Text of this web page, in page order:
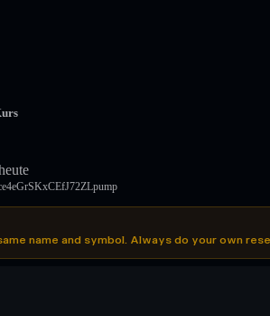
name and symbol. Always do your own